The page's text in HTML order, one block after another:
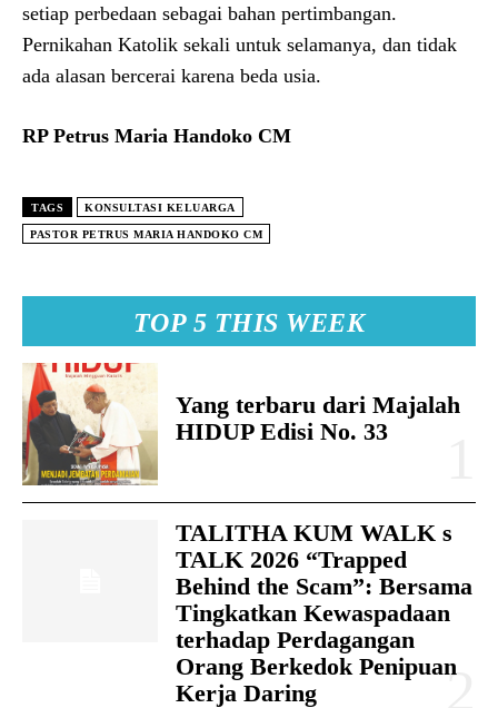
TOP 5 THIS WEEK
Yang terbaru dari Majalah
HIDUP Edisi No. 33
TALITHA KUM WALK s
TALK 2026 “Trapped
Behind the Scam”: Bersama
Tingkatkan Kewaspadaan
terhadap Perdagangan
Orang Berkedok Penipuan
Kerja Daring
setiap perbedaan sebagai bahan pertimbangan.
Pernikahan Katolik sekali untuk selamanya, dan tidak
ada alasan bercerai karena beda usia.
RP Petrus Maria Handoko CM
TAGS KONSULTASI KELUARGA
PASTOR PETRUS MARIA HANDOKO CM